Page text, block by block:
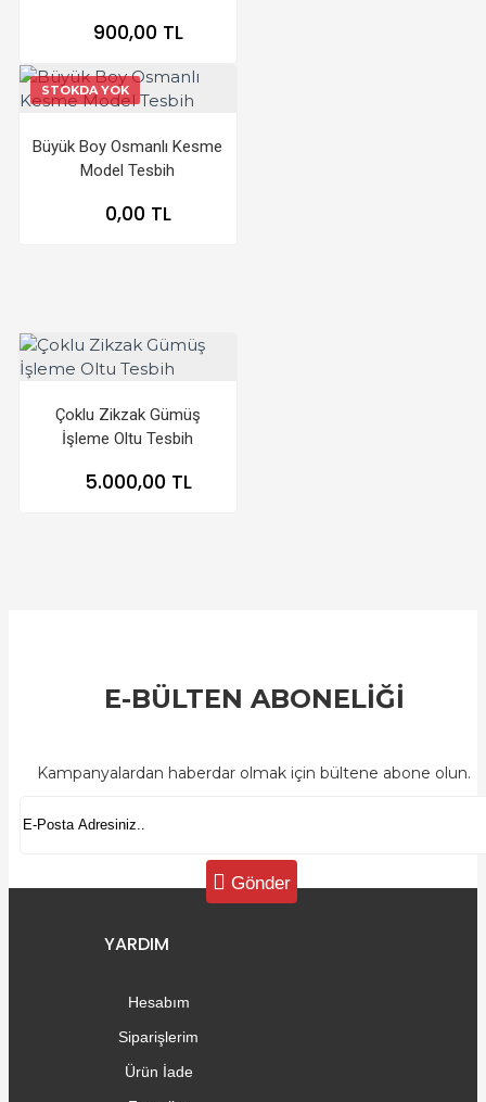
900,00 TL
STOKDA YOK
Büyük Boy Osmanlı Kesme
Model Tesbih
0,00 TL
Çoklu Zikzak Gümüş
İşleme Oltu Tesbih
5.000,00 TL
E-BÜLTEN ABONELİĞİ
Kampanyalardan haberdar olmak için bültene abone olun.
Gönder
YARDIM
Hesabım
Siparişlerim
Ürün İade